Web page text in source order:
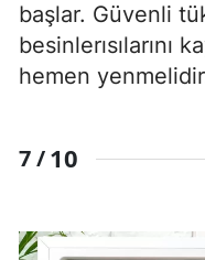
başlar. Güvenli
besinlerısılarını
hemen
7 /10